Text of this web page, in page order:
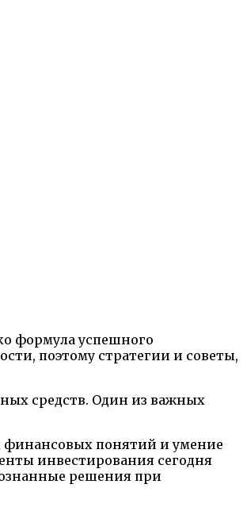
формула успешного
поэтому стратегии и советы,
средств. Один из важных
финансовых понятий и умение
инвестирования сегодня
решения при